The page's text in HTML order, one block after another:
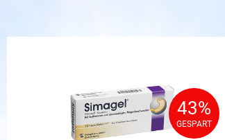
43%
GESPART
43%
GESPART